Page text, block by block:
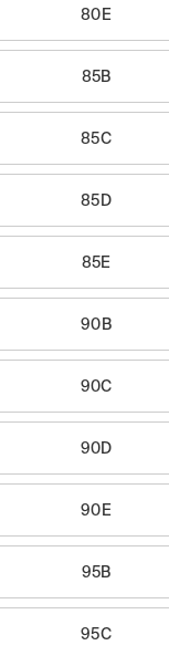
80E
85B
85C
85D
85E
90B
90C
90D
90E
95B
95C